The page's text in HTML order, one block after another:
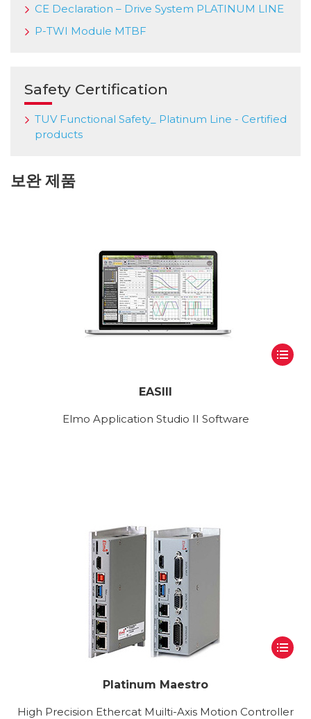
CE Declaration – Drive System PLATINUM LINE
P-TWI Module MTBF
Safety Certification
TUV Functional Safety_ Platinum Line - Certified
products
보완 제품
EASIII
Elmo Application Studio II Software
Platinum Maestro
High Precision Ethercat Muilti-Axis Motion Controller